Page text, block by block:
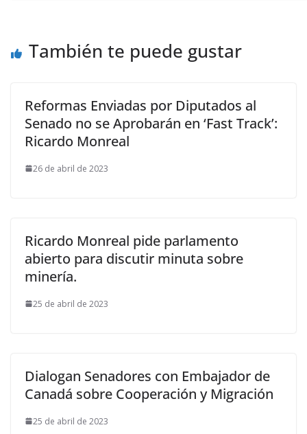
También te puede gustar
Reformas Enviadas por Diputados al
Senado no se Aprobarán en ‘Fast Track’:
Ricardo Monreal
26 de abril de 2023
Ricardo Monreal pide parlamento
abierto para discutir minuta sobre
minería.
25 de abril de 2023
Dialogan Senadores con Embajador de
Canadá sobre Cooperación y Migración
25 de abril de 2023